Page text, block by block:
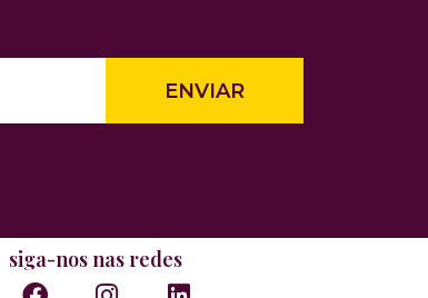
ENVIAR
siga-nos nas redes